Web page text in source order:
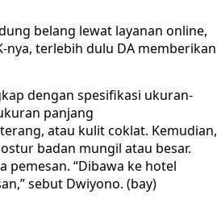
belang lewat layanan online,
nya, terlebih dulu DA memberikan
dengan spesifikasi ukuran-
panjang
atau kulit coklat. Kemudian,
badan mungil atau besar.
pemesan. “Dibawa ke hotel
sebut Dwiyono. (bay)